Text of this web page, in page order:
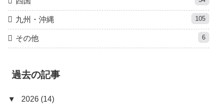
九州・沖縄 105
その他 6
過去の記事
▼ 2026 (14)